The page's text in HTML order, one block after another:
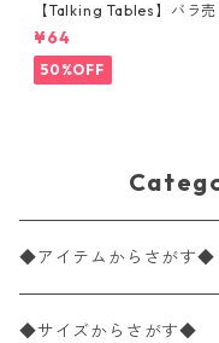
【Talking Tables】バラ売
枚 ランチサイズ ペーパー
キン Tilly & Tigg Pink コ
ル
¥64
50%OFF
◆アイテムからさがす◆
ペーパーナプキン2枚バ
◆サイズからさがす◆